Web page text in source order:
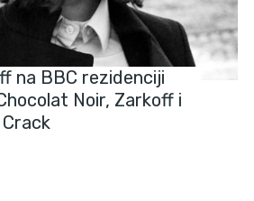
na BBC rezidenciji
Noir, Zarkoff i